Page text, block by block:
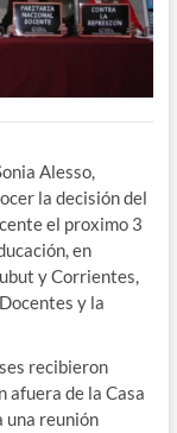
Alesso,
la decisión del
el proximo 3
en
y Corrientes,
y la
recibieron
afuera de la Casa
una reunión